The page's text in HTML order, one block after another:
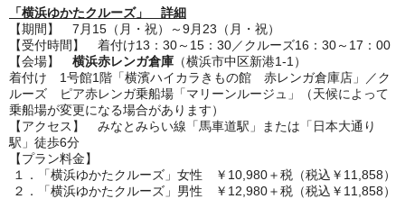
「横浜ゆかたクルーズ」 詳細
【期間】 7月15（月・祝）～9月23（月・祝）
【受付時間】 着付け13：30～15：30／クルーズ16：30～17：00
【会場】 横浜赤レンガ倉庫 （横浜市中区新港1-1）
着付け 1号館1階「横濱ハイカラきもの館 赤レンガ倉庫店」／ク
ルーズ ピア赤レンガ乗船場「マリーンルージュ」（天候によって
乗船場が変更になる場合があります）
【アクセス】 みなとみらい線「馬車道駅」または「日本大通り
駅」徒歩6分
【プラン料金】
１．「横浜ゆかたクルーズ」女性 ￥10,980＋税（税込￥11,858）
２．「横浜ゆかたクルーズ」男性 ￥12,980＋税（税込￥11,858）